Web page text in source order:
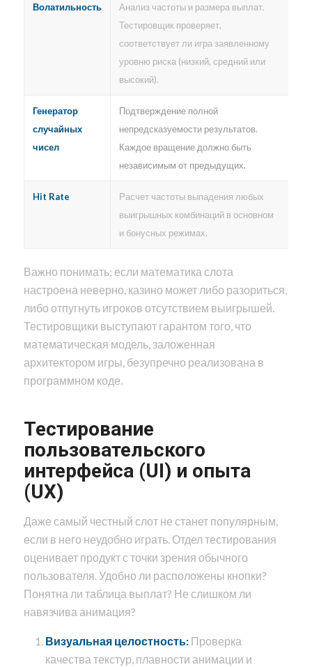
Волатильность
Анализ частоты и размера выплат.
Тестировщик проверяет,
соответствует ли игра заявленному
уровню риска (низкий, средний или
высокий).
Генератор
случайных
чисел
Подтверждение полной
непредсказуемости результатов.
Каждое вращение должно быть
независимым от предыдущих.
Hit Rate
Расчет частоты выпадения любых
выигрышных комбинаций в основном
и бонусных режимах.
Важно понимать: если математика слота
настроена неверно, казино может либо разориться,
либо отпугнуть игроков отсутствием выигрышей.
Тестировщики выступают гарантом того, что
математическая модель, заложенная
архитектором игры, безупречно реализована в
программном коде.
Тестирование
пользовательского
интерфейса (UI) и опыта
(UX)
Даже самый честный слот не станет популярным,
если в него неудобно играть. Отдел тестирования
оценивает продукт с точки зрения обычного
пользователя. Удобно ли расположены кнопки?
Понятна ли таблица выплат? Не слишком ли
навязчива анимация?
Визуальная целостность:Проверка
качества текстур, плавности анимации и